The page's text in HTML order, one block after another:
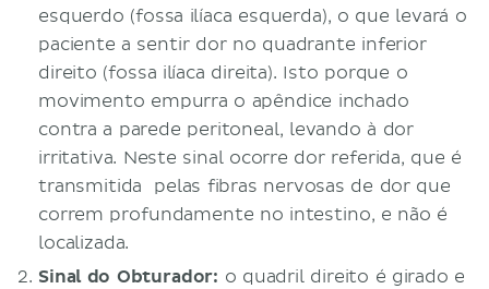
esquerdo (fossa ilíaca esquerda), o que levará o
paciente a sentir dor no quadrante inferior
direito (fossa ilíaca direita). Isto porque o
movimento empurra o apêndice inchado
contra a parede peritoneal, levando à dor
irritativa. Neste sinal ocorre dor referida, que é
transmitida pelas fibras nervosas de dor que
correm profundamente no intestino, e não é
localizada.
Sinal do Obturador: o quadril direito é girado e